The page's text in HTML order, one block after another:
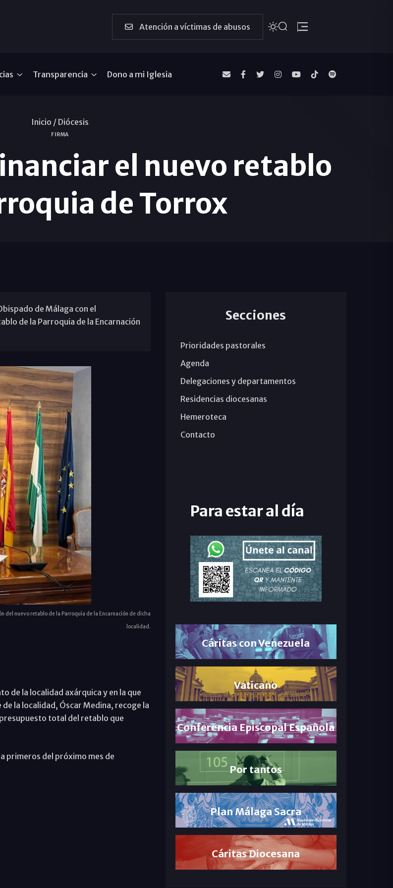
Atención a víctimas de abusos
Transparencia Dono a mi Iglesia
Inicio / Diócesis
FIRMA
el nuevo retablo
de Torrox
de Málaga con el
de la Parroquia de la Encarnación
del nuevo retablo de la Parroquia de la Encarnación de dicha
localidad.
de la localidad axárquica y en la que
la localidad, Óscar Medina, recoge la
total del retablo que
primeros del próximo mes de
Secciones
Prioridades pastorales
Agenda
Delegaciones y departamentos
Residencias diocesanas
Hemeroteca
Contacto
Para estar al día
Cáritas con Venezuela
Vaticano
Conferencia Episcopal Española
Por tantos
Plan Málaga Sacra
Cáritas Diocesana